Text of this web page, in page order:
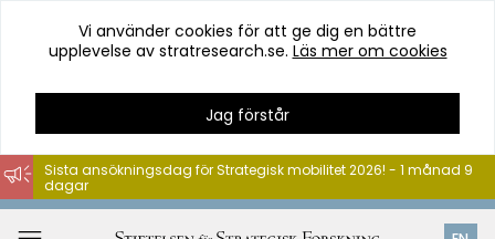
Hoppa
till
Vi använder cookies för att ge dig en bättre
upplevelse av stratresearch.se. Läs mer om cookies
Jag förstår
Sista ansökningsdag för Strategisk mobilitet 2026! - 1 månad 9
dagar